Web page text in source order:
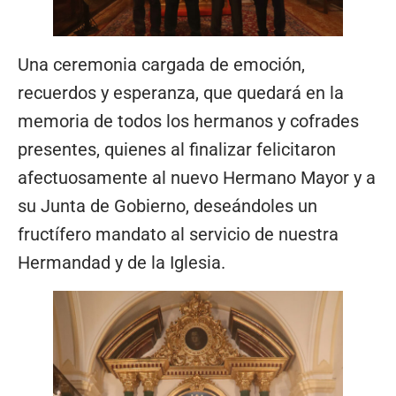
Una ceremonia cargada de emoción,
recuerdos y esperanza, que quedará en la
memoria de todos los hermanos y cofrades
presentes, quienes al finalizar felicitaron
afectuosamente al nuevo Hermano Mayor y a
su Junta de Gobierno, deseándoles un
fructífero mandato al servicio de nuestra
Hermandad y de la Iglesia.